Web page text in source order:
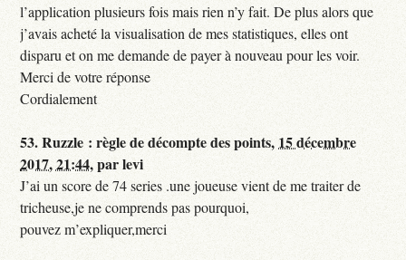
l’application plusieurs fois mais rien n’y fait. De plus alors que
j’avais acheté la visualisation de mes statistiques, elles ont
disparu et on me demande de payer à nouveau pour les voir.
Merci de votre réponse
Cordialement
53.Ruzzle : règle de décompte des points, 15 décembre
2017, 21:44,parlevi
J’ai un score de 74 series .une joueuse vient de me traiter de
tricheuse,je ne comprends pas pourquoi,
pouvez m’expliquer,merci